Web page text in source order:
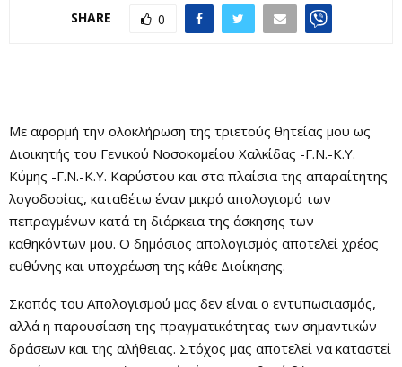
SHARE 0
Με αφορμή την ολοκλήρωση της τριετούς θητείας μου ως
Διοικητής του Γενικού Νοσοκομείου Χαλκίδας -Γ.Ν.-Κ.Υ.
Κύμης -Γ.Ν.-Κ.Υ. Καρύστου και στα πλαίσια της απαραίτητης
λογοδοσίας, καταθέτω έναν μικρό απολογισμό των
πεπραγμένων κατά τη διάρκεια της άσκησης των
καθηκόντων μου. O δημόσιος απολογισμός αποτελεί χρέος
ευθύνης και υποχρέωση της κάθε Διοίκησης.
Σκοπός του Απολογισμού μας δεν είναι ο εντυπωσιασμός,
αλλά η παρουσίαση της πραγματικότητας των σημαντικών
δράσεων και της αλήθειας. Στόχος μας αποτελεί να καταστεί